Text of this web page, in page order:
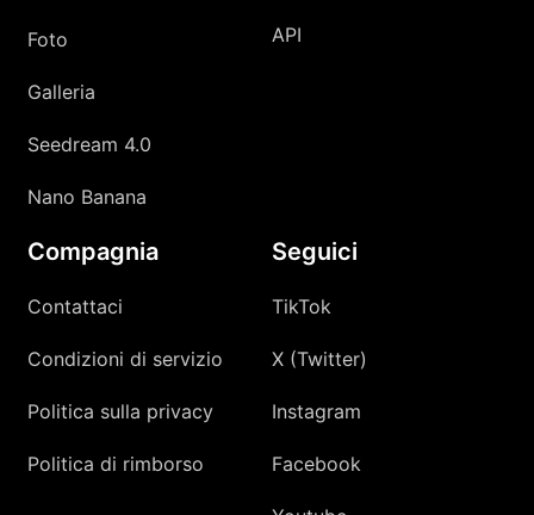
Foto
Galleria
Seedream 4.0
Nano Banana
API
Compagnia
Contattaci
Condizioni di servizio
Politica sulla privacy
Politica di rimborso
Seguici
TikTok
X (Twitter)
Instagram
Facebook